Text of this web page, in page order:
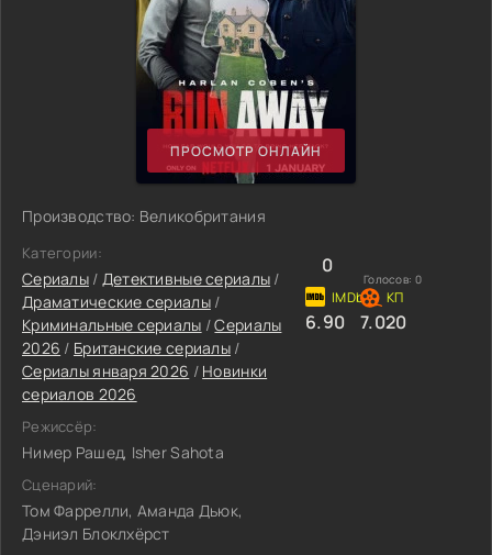
ПРОСМОТР ОНЛАЙН
Производство: Великобритания
Категории:
Сериалы/ Детективные сериалы /
Драматические сериалы/
Криминальные сериалы /Сериалы
2026 / Британские сериалы /
Сериалы января 2026 / Новинки
сериалов 2026
Режиссёр:
Нимер Рашед, Isher Sahota
Сценарий:
Том Фаррелли, Аманда Дьюк,
Дэниэл Блоклхёрст
0
Голосов: 0
6.90 7.020